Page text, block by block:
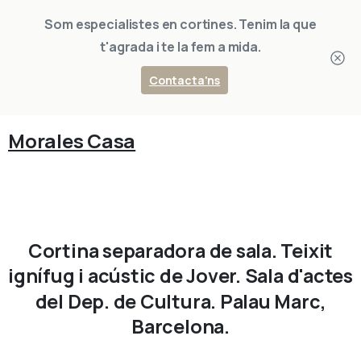
Som especialistes en cortines. Tenim la que
t'agrada i te la fem a mida.
Contacta'ns
Morales Casa
Cortinaseparadora desala. Teixit
ignífug i acústic deJover. Sala d'actes
del Dep. deCultura. Palau Marc,
Barcelona.